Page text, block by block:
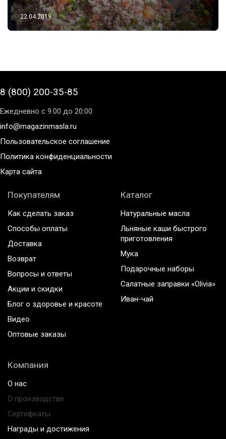
22.04.2019
8 (800) 200-35-85
Ежедневно с 9:00 до 20:00
info@magazinmasla.ru
Пользовательское соглашение
Политика конфиденциальности
Карта сайта
Покупателям
Как сделать заказ
Способы оплаты
Доставка
Возврат
Вопросы и ответы
Акции и скидки
Блог о здоровье и красоте
Видео
Оптовые заказы
Каталог
Натуральные масла
Льняные каши быстрого
приготовления
Мука
Подарочные наборы
Салатные заправки «Olivia»
Иван-чай
Компания
О нас
О производстве
Сертифкаты
Награды и достижения